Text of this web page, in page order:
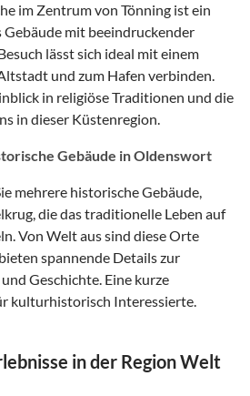
im Zentrum von Tönning ist ein
mit beeindruckender
lässt sich ideal mit einem
und zum Hafen verbinden.
in religiöse Traditionen und die
in dieser Küstenregion.
Gebäude in Oldenswort
mehrere historische Gebäude,
die das traditionelle Leben auf
Von Welt aus sind diese Orte
spannende Details zur
Geschichte. Eine kurze
kulturhistorisch Interessierte.
in der Region Welt